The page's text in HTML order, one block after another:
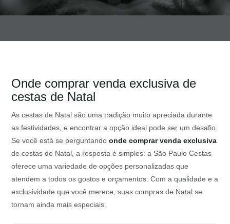
Onde comprar venda exclusiva de
cestas de Natal
As cestas de Natal são uma tradição muito apreciada durante
as festividades, e encontrar a opção ideal pode ser um desafio.
Se você está se perguntandoonde comprar venda exclusiva
de cestas de Natal, a resposta é simples: a São Paulo Cestas
oferece uma variedade de opções personalizadas que
atendem a todos os gostos e orçamentos. Com a qualidade e a
exclusividade que você merece, suas compras de Natal se
tornam ainda mais especiais.